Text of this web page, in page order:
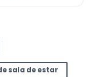
sala de estar